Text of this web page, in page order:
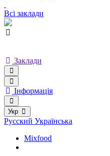
Всі заклади
Заклади
Інформація
Укр
Русский Українська
Mixfood